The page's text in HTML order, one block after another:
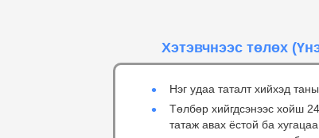
Хэтэвчнээс төлөх
Нэг удаа таталт хийхэд
Төлбөр хийгдсэнээс хойш
татаж авах ёстой ба